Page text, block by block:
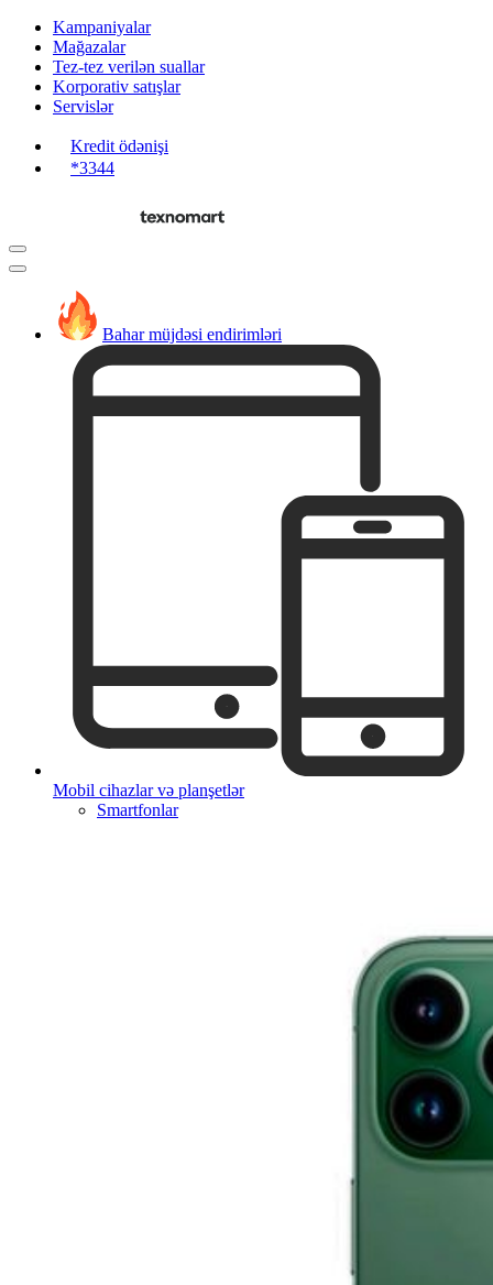
Kampaniyalar
Mağazalar
Tez-tez verilən suallar
Korporativ satışlar
Servislər
Kredit ödənişi
*3344
Bahar müjdəsi endirimləri
Mobil cihazlar və planşetlər
Smartfonlar